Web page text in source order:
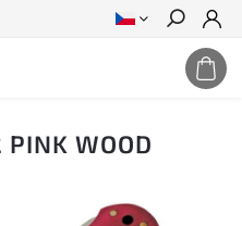
Hledat
WOOD